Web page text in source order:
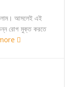
আসলেই এই
রোগ মুক্ত করতে